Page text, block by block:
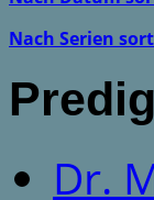
Nach Serien
Dr.